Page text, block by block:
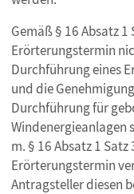
Gemäß § 16 Absatz 1
Erörterungstermin
Durchführung eines
und die
Durchführung für
Windenergieanlagen
m. § 16 Absatz 1
Erörterungstermin
Antragsteller diesen